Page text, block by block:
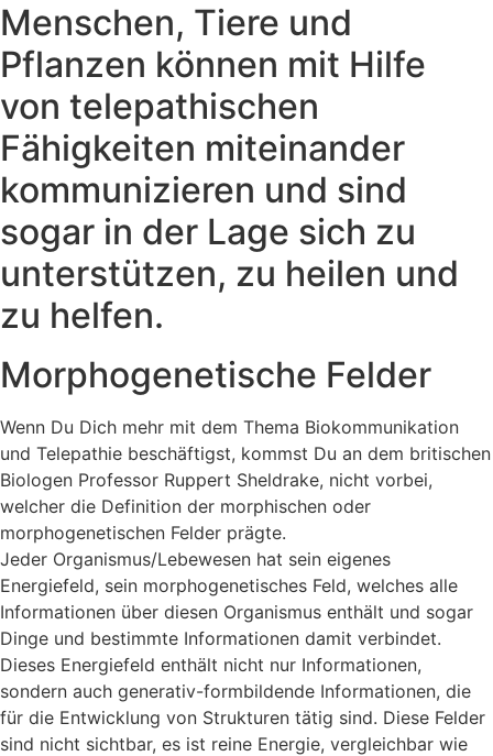
Menschen, Tiere und
Pflanzen können mit Hilfe
von telepathischen
Fähigkeiten miteinander
kommunizieren und sind
sogar in der Lage sich zu
unterstützen, zu heilen und
zu helfen.
Morphogenetische Felder
Wenn Du Dich mehr mit dem Thema Biokommunikation
und Telepathie beschäftigst, kommst Du an dem britischen
Biologen Professor Ruppert Sheldrake, nicht vorbei,
welcher die Definition der morphischen oder
morphogenetischen Felder prägte.
Jeder Organismus/Lebewesen hat sein eigenes
Energiefeld, sein morphogenetisches Feld, welches alle
Informationen über diesen Organismus enthält und sogar
Dinge und bestimmte Informationen damit verbindet.
Dieses Energiefeld enthält nicht nur Informationen,
sondern auch generativ-formbildende Informationen, die
für die Entwicklung von Strukturen tätig sind. Diese Felder
sind nicht sichtbar, es ist reine Energie, vergleichbar wie